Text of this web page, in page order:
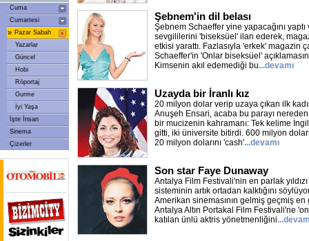
Cuma
Cumartesi
» Pazar Sabah
Yazarlar
Güncel
Hobi
Röportaj
Gurme
İyi Yaşa
İşte İnsan
Sinema
Çizerler
Şebnem'in dil belası
Şebnem Schaeffer yine yapacağını
sevgililerini 'biseksüel' ilan ederek,
etkisi yarattı. Fazlasıyla 'erkek' magazin
Schaeffer'in 'Onlar biseksüel'
Kimsenin akıl edemediği bu...devamı
Uzayda bir İranlı kız
20 milyon dolar verip uzaya çıkan ilk
Anuşeh Ensari, acaba bu parayı
bir mucizenin kahramanı: Tek kelime
gitti, iki üniversite bitirdi. 600 milyon
20 milyon dolarını 'cash'...devamı
Son star Faye Dunaway
Antalya Film Festivali'nin en parlak
sisteminin artık ortadan kalktığını
Amerikan sinemasının gelmiş geçmiş en
Antalya Altın Portakal Film Festivali'ne
katılan ünlü aktris yönetmenliğini